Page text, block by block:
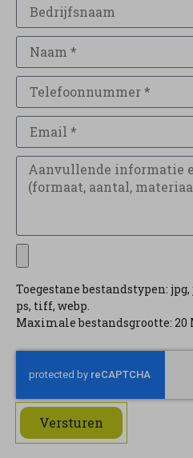
Toegestane bestandstypen: jpg,
ps, tiff, webp.
Maximale bestandsgrootte: 20
Versturen